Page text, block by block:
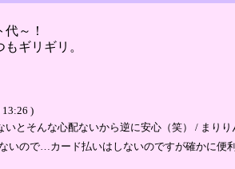
～！
ギリギリ。
)
そんな心配ないから逆に安心（笑） / まりり
いので…カード払いはしないのですが確かに便